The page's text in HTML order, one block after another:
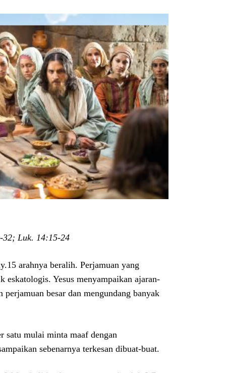
32; Luk. 14:15-24
arahnya beralih. Perjamuan yang
Yesus menyampaikan ajaran-
perjamuan besar dan mengundang banyak
satu mulai minta maaf dengan
sebenarnya terkesan dibuat-buat.